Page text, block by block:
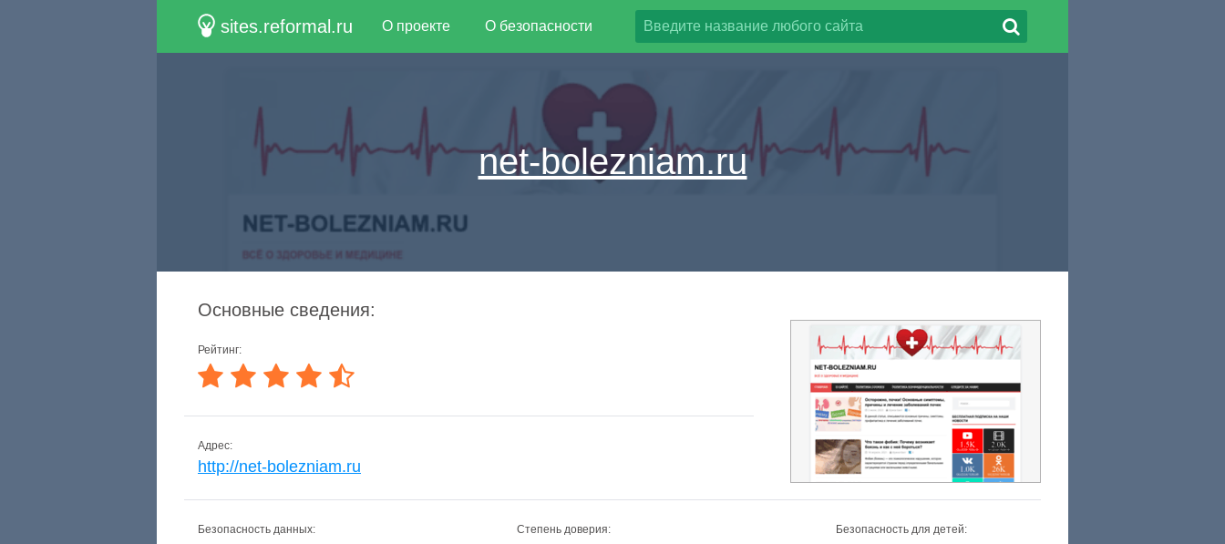
sites.reformal.ru О проекте О безопасности
net-bolezniam.ru
Основные сведения:
Рейтинг:
Адрес:
http://net-bolezniam.ru
Безопасность данных: Степень доверия: Безопасность для детей: